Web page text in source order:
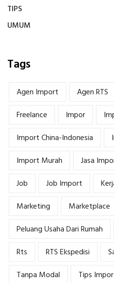
TIPS
UMUM
Tags
Agen Import Agen RTS
Freelance
Impor
Import China-Indonesia
Import Murah
Jasa
Job
Job Import
Marketing
Marketplace
Peluang Usaha Dari Rumah
Rts
RTS Ekspedisi
Tanpa Modal
Tips Impor